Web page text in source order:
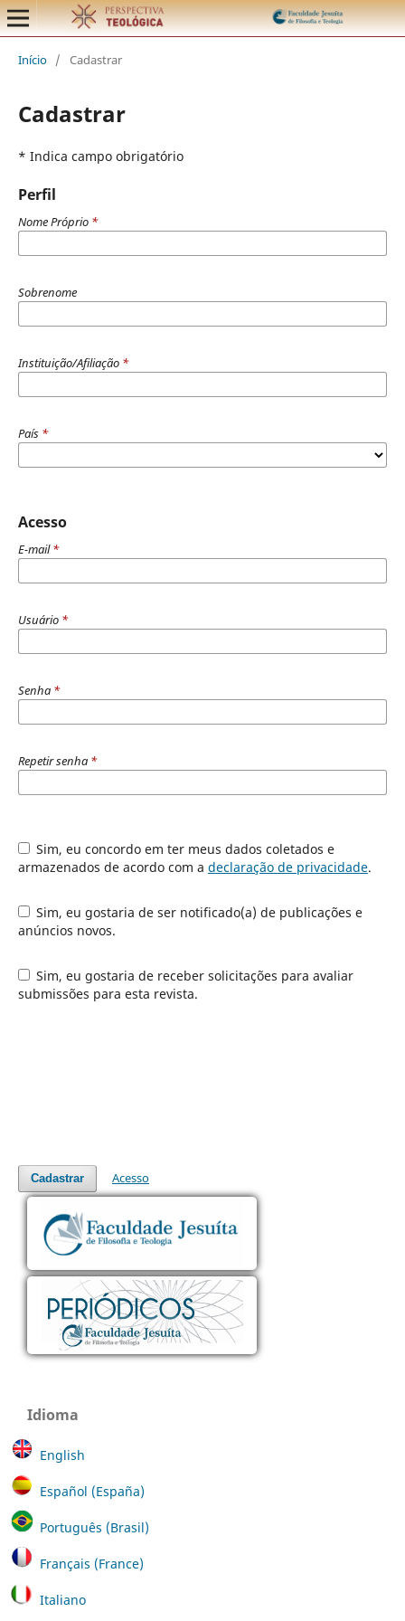
Início / Cadastrar
Cadastrar
* Indica campo obrigatório
Perfil
Nome Próprio *
Sobrenome
Instituição/Afiliação *
País *
Acesso
E-mail*
Usuário *
Senha *
Repetir senha *
Sim, eu concordo em ter meus dados coletados e
armazenados de acordo com a declaração de privacidade.
Sim, eu gostaria de ser notificado(a) de publicações e
anúncios novos.
Sim, eu gostaria de receber solicitações para avaliar
submissões para esta revista.
Cadastrar Acesso
Idioma
English
Español (España)
Português (Brasil)
Français (France)
Italiano